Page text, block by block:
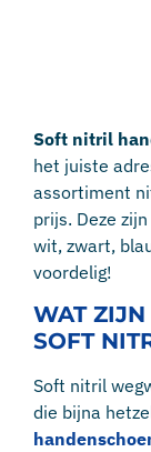
Soft nitril
het juiste
assortiment
prijs. Deze
wit, zwart,
voordelig!
WAT ZIJN
SOFT
Soft nitril
die bijna